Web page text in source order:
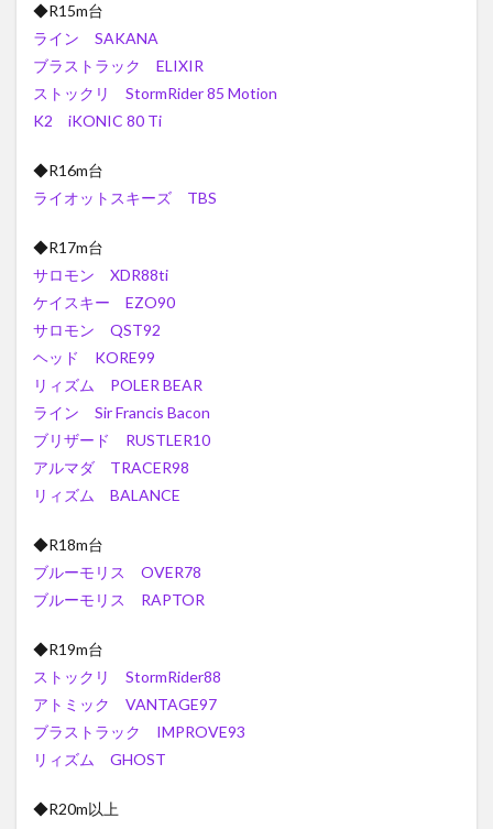
◆R15m台
ライン SAKANA
ブラストラック ELIXIR
ストックリ StormRider 85 Motion
K2 iKONIC 80 Ti
◆R16m台
ライオットスキーズ TBS
◆R17m台
サロモン XDR88ti
ケイスキー EZO90
サロモン QST92
ヘッド KORE99
リィズム POLER BEAR
ライン Sir Francis Bacon
ブリザード RUSTLER10
アルマダ TRACER98
リィズム BALANCE
◆R18m台
ブルーモリス OVER78
ブルーモリス RAPTOR
◆R19m台
ストックリ StormRider88
アトミック VANTAGE97
ブラストラック IMPROVE93
リィズム GHOST
◆R20m以上